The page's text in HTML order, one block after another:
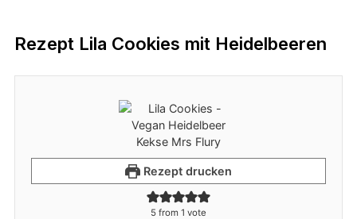
Rezept Lila Cookies mit Heidelbeeren
Rezept drucken
5 from 1 vote